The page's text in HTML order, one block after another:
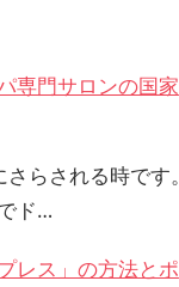
専門サロンの国家
らされる時です。
ド…
レス」の方法とポ